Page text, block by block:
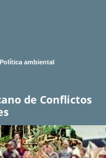
Política ambiental
de Conflictos